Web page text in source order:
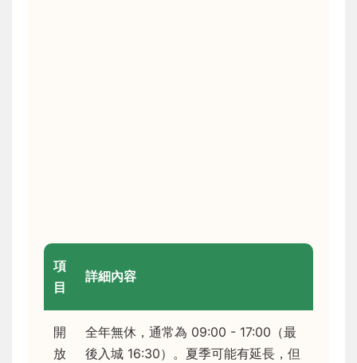
項
目
詳細內容
開
放
全年無休，通常為 09:00 - 17:00（最
後入城 16:30）。夏季可能有延長，但